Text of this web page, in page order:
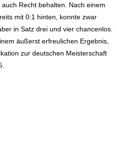
Recht behalten. Nach einem
mit 0:1 hinten, konnte zwar
in Satz drei und vier chancenlos.
äußerst erfreulichen Ergebnis,
zur deutschen Meisterschaft